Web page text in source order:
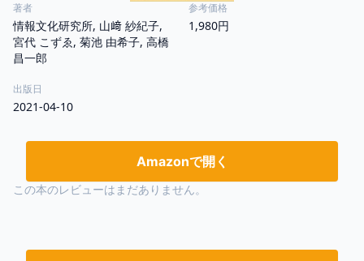
著者
情報文化研究所, 山﨑 紗紀子,
宮代 こずゑ, 菊池 由希子, 高橋
昌一郎
参考価格
1,980円
出版日
2021-04-10
Amazonで開く
この本のレビューはまだありません。